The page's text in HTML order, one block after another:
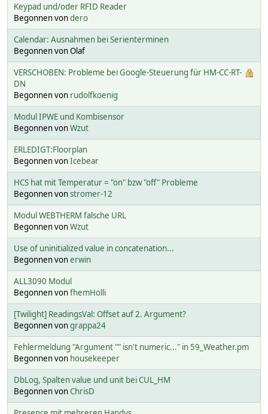
Keypad und/oder RFID Reader
Begonnen vondero
Calendar: Ausnahmen bei Serienterminen
Begonnen von Olaf
VERSCHOBEN: Probleme bei Google-Steuerung für HM-CC-RT-
DN
Begonnen von rudolfkoenig
Modul IPWE und Kombisensor
Begonnen vonWzut
ERLEDIGT:Floorplan
Begonnen vonIcebear
HCS hat mit Temperatur = "on" bzw "off" Probleme
Begonnen vonstromer-12
Modul WEBTHERM falsche URL
Begonnen vonWzut
Use of uninitialized value in concatenation...
Begonnen vonerwin
ALL3090 Modul
Begonnen vonfhemHolli
[Twilight] ReadingsVal: Offset auf 2. Argument?
Begonnen vongrappa24
Fehlermeldung "Argument "" isn't numeric..." in 59_Weather.pm
Begonnen von housekeeper
DbLog, Spalten value und unit bei CUL_HM
Begonnen vonChrisD